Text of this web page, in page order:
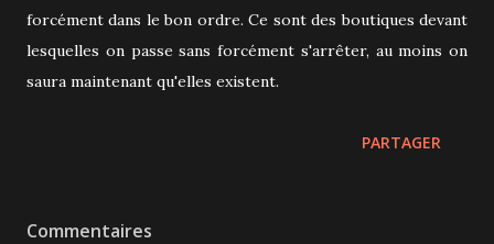
forcément dans le bon ordre. Ce sont des boutiques devant
lesquelles on passe sans forcément s'arrêter, au moins on
saura maintenant qu'elles existent.
PARTAGER
Commentaires